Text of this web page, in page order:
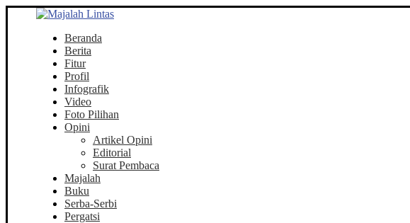
Beranda
Berita
Fitur
Profil
Infografik
Video
Foto Pilihan
Opini
Artikel Opini
Editorial
Surat Pembaca
Majalah
Buku
Serba-Serbi
Pergatsi